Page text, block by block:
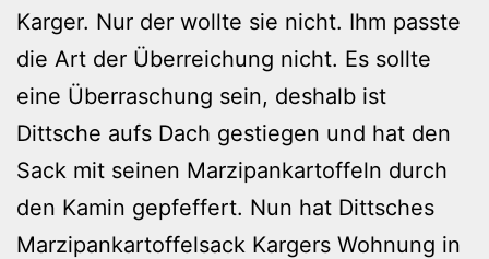
Karger. Nur der wollte sie nicht. Ihm passte
die Art der Überreichung nicht. Es sollte
eine Überraschung sein, deshalb ist
Dittsche aufs Dach gestiegen und hat den
Sack mit seinen Marzipankartoffeln durch
den Kamin gepfeffert. Nun hat Dittsches
Marzipankartoffelsack Kargers Wohnung in